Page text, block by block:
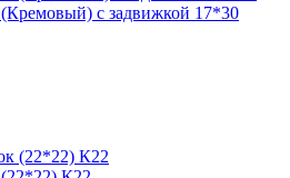
с задвижкой 17*30